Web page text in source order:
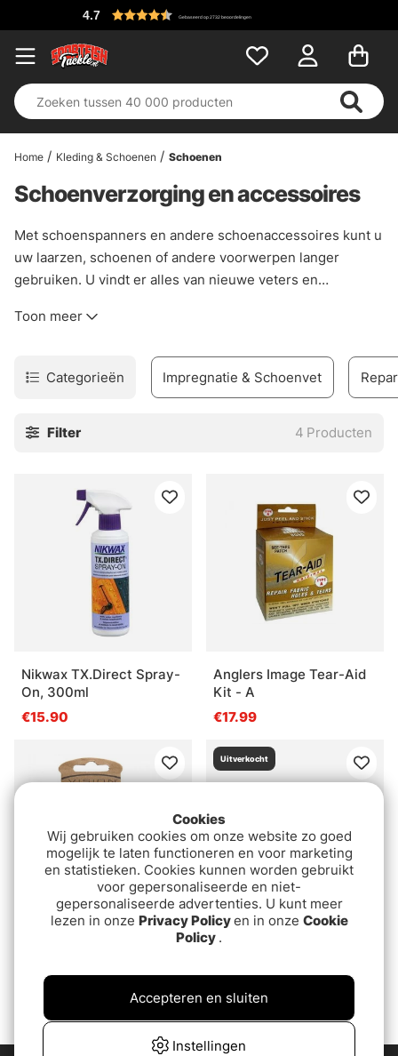
4.7 Gebaseerd op 2732 beoordelingen
Home Kleding & Schoenen Schoenen
Schoenverzorging en accessoires
Met schoenspanners en andere schoenaccessoires kunt u
uw laarzen, schoenen of andere voorwerpen langer
gebruiken. U vindt er alles van nieuwe veters en
Toon meer
Categorieën Impregnatie & Schoenvet
Filter 4 Producten
Nikwax TX.Direct Spray-
On, 300ml
€15.90
Anglers Image Tear-Aid
Kit - A
€17.99
Uitverkocht
Vision Filtsulor
Cookies
Wij gebruiken cookies om onze website zo goed
mogelijk te laten functioneren en voor marketing
en statistieken. Cookies kunnen worden gebruikt
voor gepersonaliseerde en niet-
gepersonaliseerde advertenties. U kunt meer
lezen in onze Privacy Policyen in onze Cookie
Policy .
Instellingen
Accepteren en sluiten